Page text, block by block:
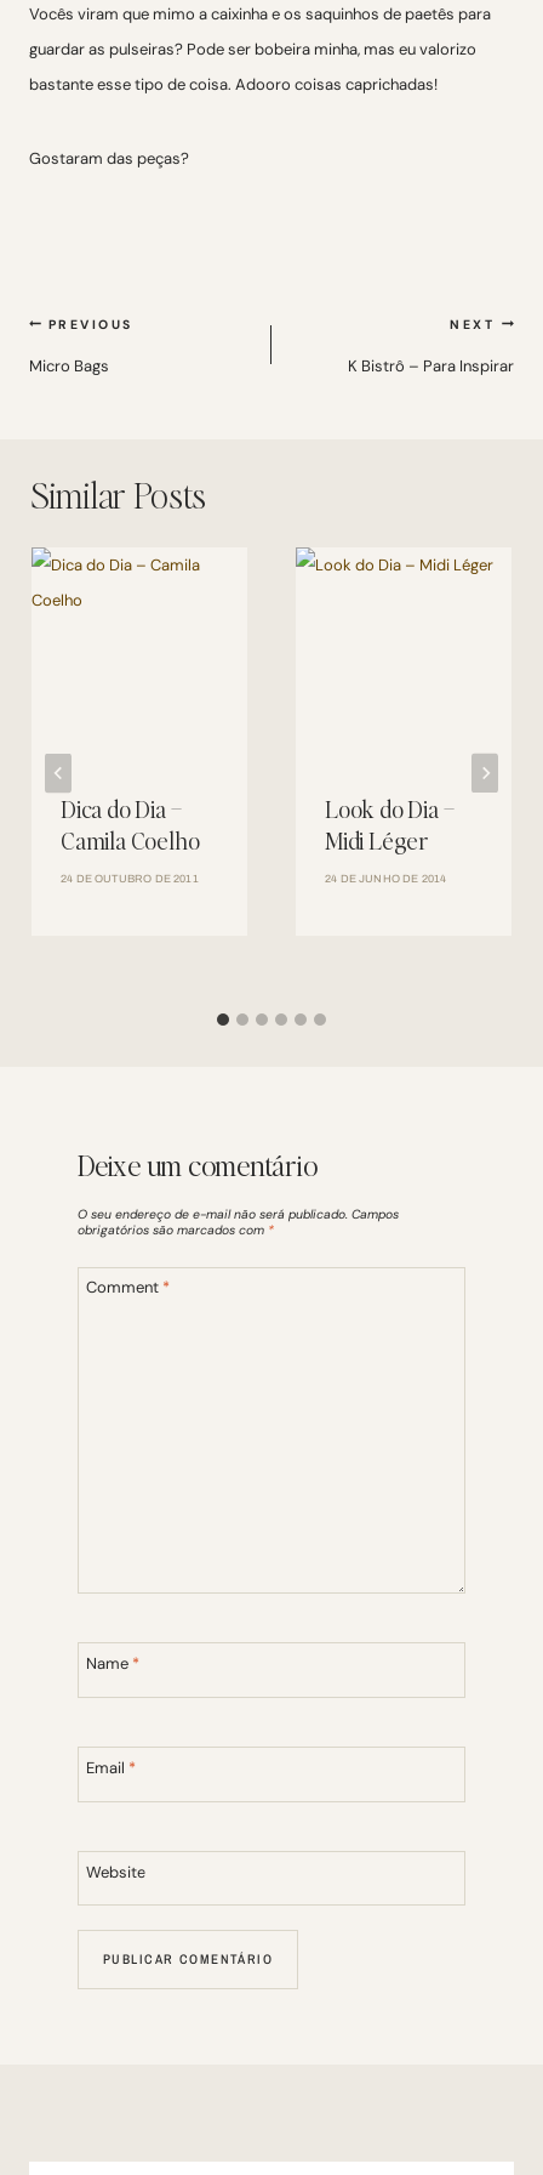
Vocês viram que mimo a caixinha e os saquinhos de paetês para
guardar as pulseiras? Pode ser bobeira minha, mas eu valorizo
bastante esse tipo de coisa. Adooro coisas caprichadas!
Gostaram das peças?
Navegação
de
PREVIOUS
Micro Bags
NEXT
K Bistrô – Para Inspirar
Similar Posts
Dica do Dia –
Camila Coelho
24 DE OUTUBRO DE 2011
Look do Dia –
Midi Léger
24 DE JUNHO DE 2014
Deixe um comentário
O seu endereço de e-mail não será publicado. Campos
obrigatórios são marcados com *
Comment *
Name *
Email *
Website